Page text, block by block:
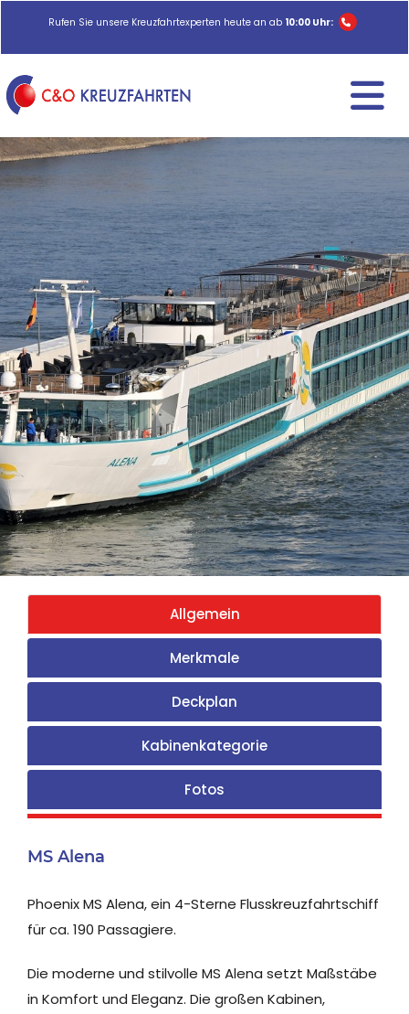
Rufen Sie unsere Kreuzfahrtexperten heute an ab 10:00 Uhr:
Allgemein
Merkmale
Deckplan
Kabinenkategorie
Fotos
MS Alena
Phoenix MS Alena, ein 4-Sterne Flusskreuzfahrtschiff
für ca. 190 Passagiere.
Die moderne und stilvolle MS Alena setzt Maßstäbe
in Komfort und Eleganz. Die großen Kabinen,